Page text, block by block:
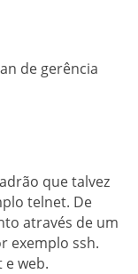
de gerência
que talvez
telnet. De
através de um
exemplo ssh.
web.